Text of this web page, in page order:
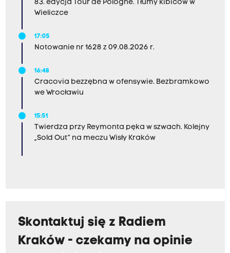
83. edycja Tour de Pologne. Tłumy kibiców w
Wieliczce
17:05
Notowanie nr 1628 z 09.08.2026 r.
16:48
Cracovia bezzębna w ofensywie. Bezbramkowo
we Wrocławiu
15:51
Twierdza przy Reymonta pęka w szwach. Kolejny
„Sold Out” na meczu Wisły Kraków
Skontaktuj się z Radiem
Kraków - czekamy na opinie